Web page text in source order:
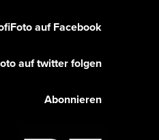
auf Facebook
auf twitter folgen
Abonnieren